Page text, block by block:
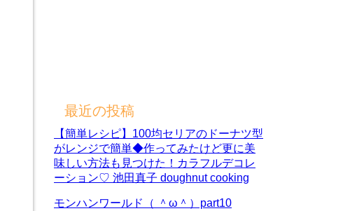
最近の投稿
【簡単レシピ】100均セリアのドーナツ型
がレンジで簡単◆作ってみたけど更に美
味しい方法も見つけた！カラフルデコレ
ーション♡ 池田真子 doughnut cooking
モンハンワールド（ ＾ω＾）part10